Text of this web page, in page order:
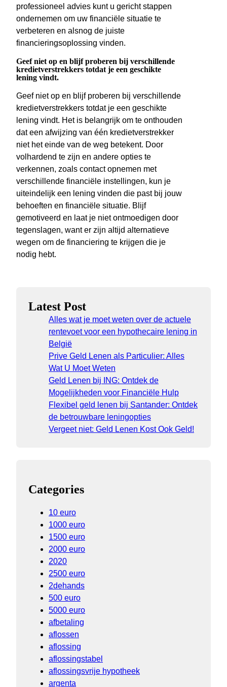
professioneel advies kunt u gericht stappen
ondernemen om uw financiële situatie te
verbeteren en alsnog de juiste
financieringsoplossing vinden.
Geef niet op en blijf proberen bij verschillende
kredietverstrekkers totdat je een geschikte
lening vindt.
Geef niet op en blijf proberen bij verschillende
kredietverstrekkers totdat je een geschikte
lening vindt. Het is belangrijk om te onthouden
dat een afwijzing van één kredietverstrekker
niet het einde van de weg betekent. Door
volhardend te zijn en andere opties te
verkennen, zoals contact opnemen met
verschillende financiële instellingen, kun je
uiteindelijk een lening vinden die past bij jouw
behoeften en financiële situatie. Blijf
gemotiveerd en laat je niet ontmoedigen door
tegenslagen, want er zijn altijd alternatieve
wegen om de financiering te krijgen die je
nodig hebt.
Latest Post
Alles wat je moet weten over de actuele
rentevoet voor een hypothecaire lening in
België
Prive Geld Lenen als Particulier: Alles
Wat U Moet Weten
Geld Lenen bij ING: Ontdek de
Mogelijkheden voor Financiële Hulp
Flexibel geld lenen bij Santander: Ontdek
de betrouwbare leningopties
Vergeet niet: Geld Lenen Kost Ook Geld!
Categories
10 euro
1000 euro
1500 euro
2000 euro
2020
2500 euro
2dehands
500 euro
5000 euro
afbetaling
aflossen
aflossing
aflossingstabel
aflossingsvrije hypotheek
argenta